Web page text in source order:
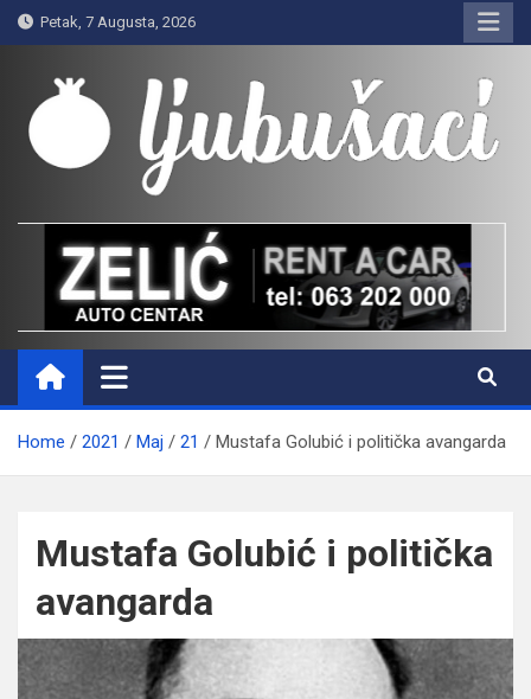
Skip
to
content
Petak, 7 Augusta, 2026
Ljubušaci
Svom voljenom gradu
Home 2021 Maj 21 Mustafa Golubić i politička avangarda
Mustafa Golubić i politička
avangarda